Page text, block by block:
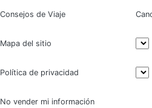
Consejos de Viaje
Mapa del sitio
Política de privacidad
No vender mi información